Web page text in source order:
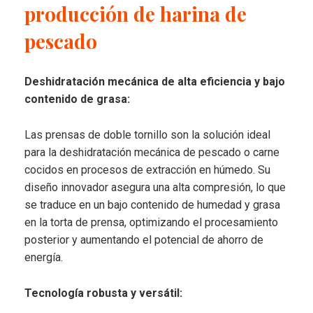
producción de harina de
pescado
Deshidratación mecánica de alta eficiencia y bajo
contenido de grasa:
Las prensas de doble tornillo son la solución ideal
para la deshidratación mecánica de pescado o carne
cocidos en procesos de extracción en húmedo. Su
diseño innovador asegura una alta compresión, lo que
se traduce en un bajo contenido de humedad y grasa
en la torta de prensa, optimizando el procesamiento
posterior y aumentando el potencial de ahorro de
energía.
Tecnología robusta y versátil: